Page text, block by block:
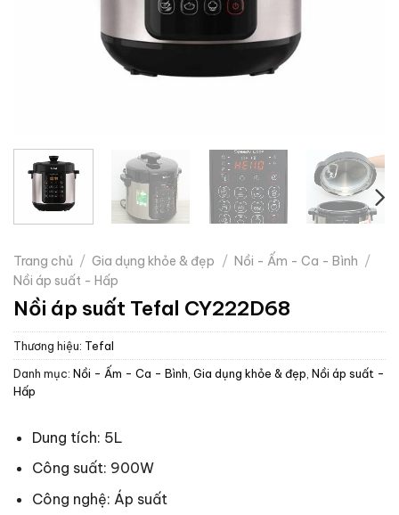
Trang chủ / Gia dụng khỏe & đẹp / Nồi - Ấm - Ca - Bình /
Nồi áp suất - Hấp
Nồi áp suất Tefal CY222D68
Thương hiệu: Tefal
Danh mục: Nồi - Ấm - Ca - Bình Gia dụng khỏe & đẹp Nồi áp suất -
Hấp
Dung tích: 5L
Công suất: 900W
Công nghệ: Áp suất